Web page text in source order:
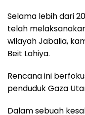
Selama lebih dari
telah
wilayah Jabalia,
Beit Lahiya.
Rencana ini
penduduk Gaza
Dalam sebuah